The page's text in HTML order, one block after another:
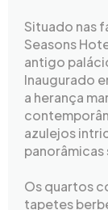
Situado nas
Seasons
antigo
Inaugurado
a herança
azulejos
Os quartos
tapetes